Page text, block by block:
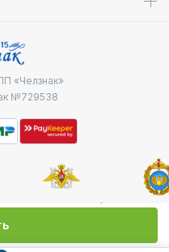
«Челзнак»
№729538
Военно-морской